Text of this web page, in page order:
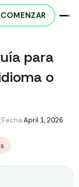
COMENZAR
para
o
Fecha:April 1, 2026